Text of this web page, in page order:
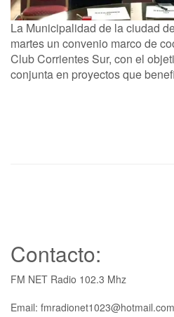
La Municipalidad de la ciudad
martes un convenio marco de
Club Corrientes Sur, con el
conjunta en proyectos que
Contacto:
FM NET Radio 102.3 Mhz
Email: fmradionet1023@hotmail.com